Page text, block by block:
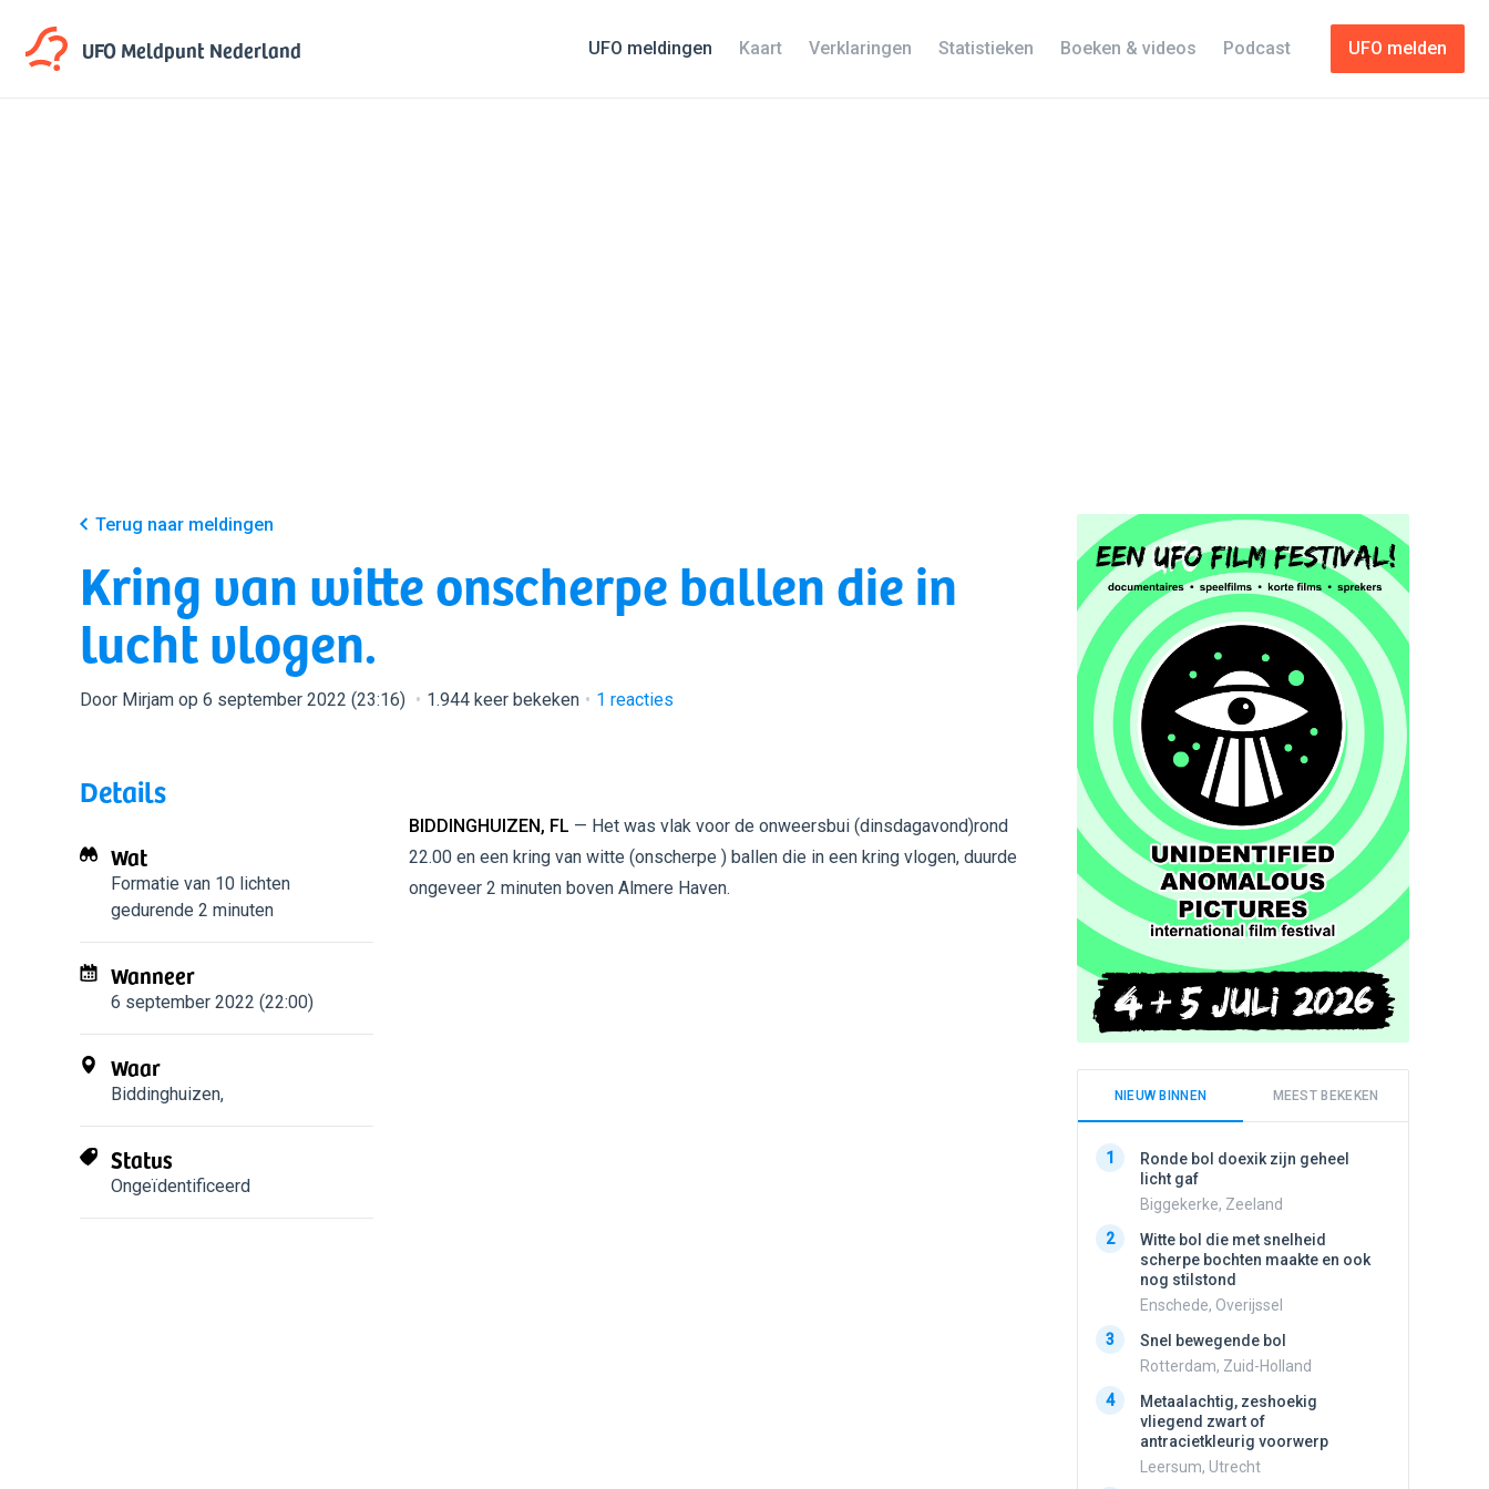
UFO MeldpuntNederland UFO melden
UFO meldingen Kaart Verklaringen Statistieken Boeken & videos Podcast
Terug naar meldingen
Kring van witte onscherpe ballen die in
lucht vlogen.
Door Mirjam op 6 september 2022 (23:16) 1.944 keer bekeken 1 reacties
Details
Wat
Formatie van 10 lichten
gedurende 2 minuten
Wanneer
6 september 2022 (22:00)
Waar
Biddinghuizen,
Status
Ongeïdentificeerd
BIDDINGHUIZEN, FL — Het was vlak voor de onweersbui (dinsdagavond)rond
22.00 en een kring van witte (onscherpe ) ballen die in een kring vlogen, duurde
ongeveer 2 minuten boven Almere Haven.
NIEUW BINNEN MEEST BEKEKEN
1
Ronde bol doexik zijn geheel
licht gaf
Biggekerke, Zeeland
2
Witte bol die met snelheid
scherpe bochten maakte en ook
nog stilstond
Enschede, Overijssel
3
Snel bewegende bol
Rotterdam, Zuid-Holland
4
Metaalachtig, zeshoekig
vliegend zwart of
antracietkleurig voorwerp
Leersum, Utrecht